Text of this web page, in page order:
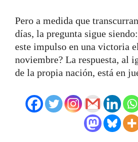
Pero a medida que
días, la pregunta sigue
este impulso en una victoria
noviembre? La respuesta, al
de la propia nación, está en